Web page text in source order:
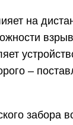
на
–
забора